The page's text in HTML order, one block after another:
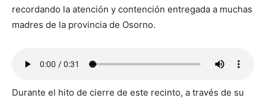
recordando la atención y contención entregada a muchas
madres de la provincia de Osorno.
Durante el hito de cierre de este recinto, a través de su